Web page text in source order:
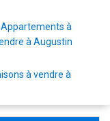
Appartements à
à Augustin
à vendre à